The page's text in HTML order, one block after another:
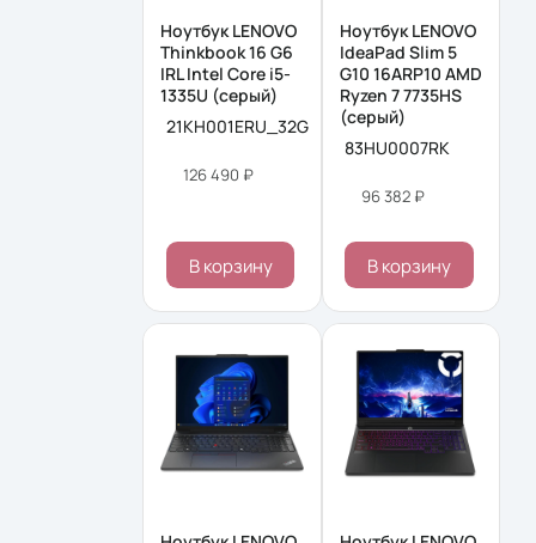
Ноутбук LENOVO
Thinkbook 16 G6
IRL Intel Core i5-
1335U (серый)
21KH001ERU_32G
126 490 ₽
В корзину
Ноутбук LENOVO
IdeaPad Slim 5
G10 16ARP10 AMD
Ryzen 7 7735HS
(серый)
83HU0007RK
96 382 ₽
В корзину